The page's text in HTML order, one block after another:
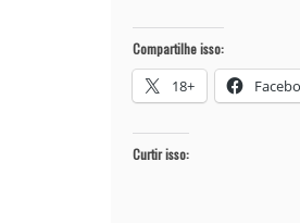
Compartilhe isso:
18+
Curtir isso: